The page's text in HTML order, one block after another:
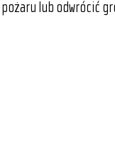
lub odwrócić